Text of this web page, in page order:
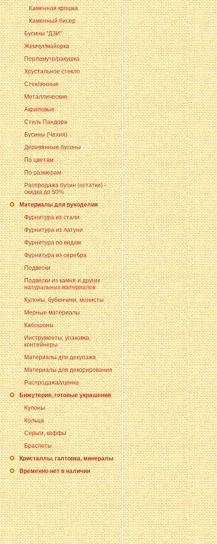
Каменная крошка
Каменный бисер
Бусины "ДЗИ"
Жемчуг/майорка
Перламутр/ракушка
Хрустальное стекло
Стеклянные
Металлические
Акриловые
Стиль Пандора
Бусины (Чехия)
Деревянные бусины
По цветам
По размерам
Распродажа бусин (остатки) -
скидка до 50%
Материалы для рукоделия
Фурнитура из стали
Фурнитура из латуни
Фурнитура по видам
Фурнитура из серебра
Подвески
Подвески из камня и других
натуральных материалов
Кулоны, бубенчики, монисты
Мерные материалы
Кабошоны
Инструменты, упаковка,
контейнеры
Материалы для декупажа
Материалы для декорирования
Распродажа/уценка
Бижутерия, готовые украшения
Кулоны
Кольца
Серьги, каффы
Браслеты
Кристаллы, галтовка, минералы
Временно нет в наличии